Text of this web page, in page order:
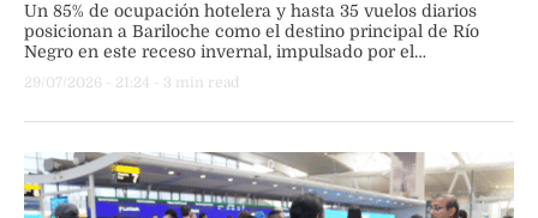
Un 85% de ocupación hotelera y hasta 35 vuelos diarios
posicionan a Bariloche como el destino principal de Río
Negro en este receso invernal, impulsado por el
funcionamiento pleno de los cerros Catedral y Perito
Moreno.
29/07/2026 - 21:24 - 3 min read